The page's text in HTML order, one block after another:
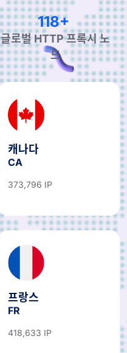
190+
글로벌 HTTP 프록시 노
드
캐나다
CA
373,796 IP
프랑스
FR
418,633 IP